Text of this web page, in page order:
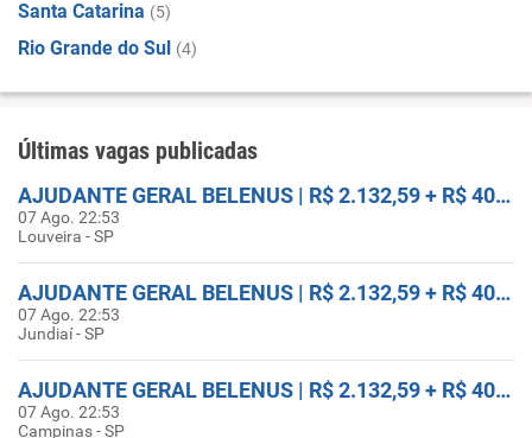
Santa Catarina (5)
Rio Grande do Sul (4)
Últimas vagas publicadas
AJUDANTE GERAL BELENUS | R$ 2.132,59 + R$ 400 ASSIDUIDADE + FRETADO
07 Ago. 22:53
Louveira - SP
AJUDANTE GERAL BELENUS | R$ 2.132,59 + R$ 400 ASSIDUIDADE + FRETADO
07 Ago. 22:53
Jundiaí - SP
AJUDANTE GERAL BELENUS | R$ 2.132,59 + R$ 400 ASSIDUIDADE + FRETADO
07 Ago. 22:53
Campinas - SP